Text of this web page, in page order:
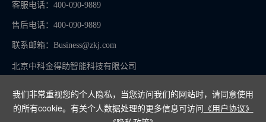
我们非常重视您的个人隐私，当您访问我们的网站时，请同意使用
的所有cookie。有关个人数据处理的更多信息可访问 《用户协议》
客服电话：400-090-9889
售后电话：400-090-9889
联系邮箱： Business@zkj.com
北京中科金得助智能科技有限公司
京ICP备16065273号-9